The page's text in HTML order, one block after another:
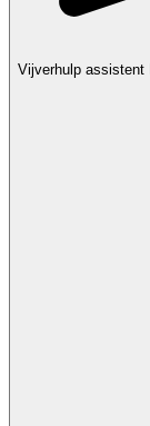
Vijverhulp assistent